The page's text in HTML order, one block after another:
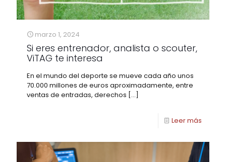
marzo 1, 2024
Si eres entrenador, analista o scouter,
ViTAG te interesa
En el mundo del deporte se mueve cada año unos
70.000 millones de euros aproximadamente, entre
ventas de entradas, derechos […]
Leer más